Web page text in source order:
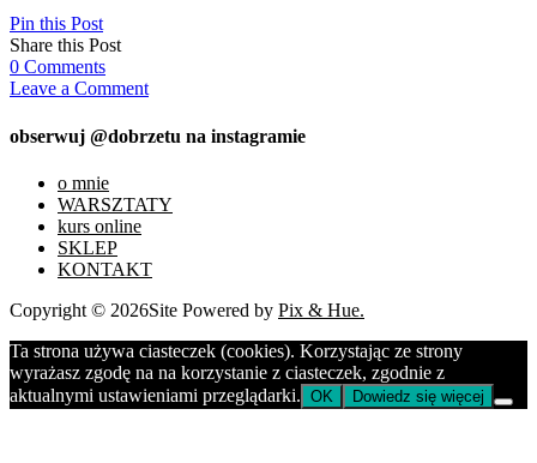
Pin this Post
Share this Post
0 Comments
Leave a Comment
obserwuj @dobrzetu na instagramie
o mnie
WARSZTATY
kurs online
SKLEP
KONTAKT
Copyright © 2026Site Powered by Pix & Hue.
Ta strona używa ciasteczek (cookies). Korzystając ze strony
wyrażasz zgodę na na korzystanie z ciasteczek, zgodnie z
aktualnymi ustawieniami przeglądarki. OK Dowiedz się więcej